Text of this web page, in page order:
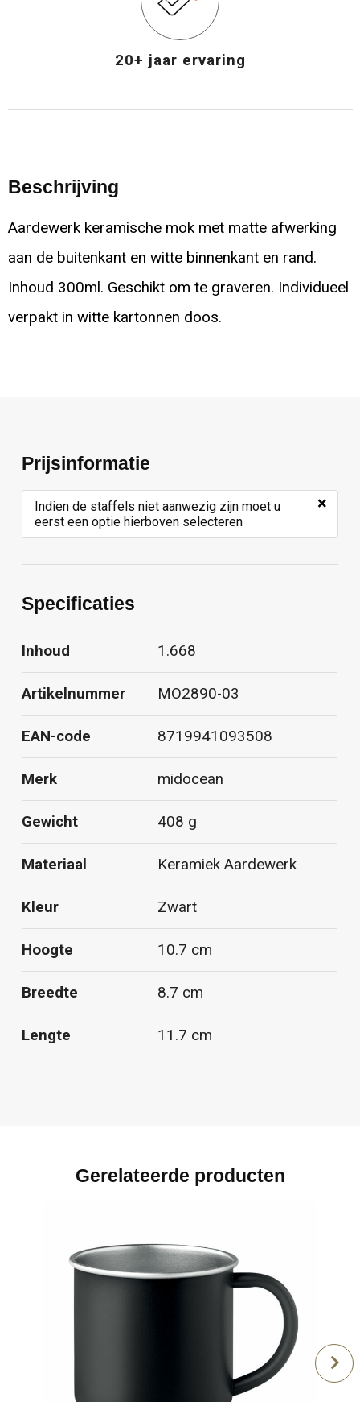
20+ jaar ervaring
Beschrijving
Aardewerk keramische mok met matte afwerking
aan de buitenkant en witte binnenkant en rand.
Inhoud 300ml. Geschikt om te graveren. Individueel
verpakt in witte kartonnen doos.
Prijsinformatie
Indien de staffels niet aanwezig zijn moet u
eerst een optie hierboven selecteren
×
Specificaties
Inhoud 1.668
Artikelnummer MO2890-03
EAN-code 8719941093508
Merk midocean
Gewicht 408 g
Materiaal Keramiek Aardewerk
Kleur Zwart
Hoogte 10.7 cm
Breedte 8.7 cm
Lengte 11.7 cm
Gerelateerde producten